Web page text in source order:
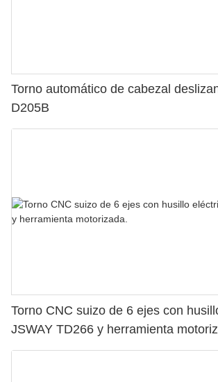
Torno automático de cabezal
D205B
Torno CNC suizo de 6 ejes con
JSWAY TD266 y herramienta